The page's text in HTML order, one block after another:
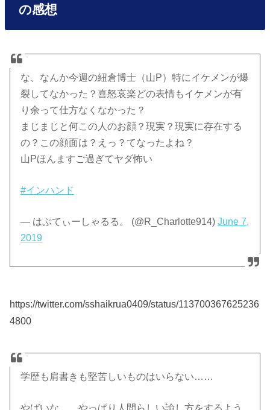
の感想
な、なんか今週の紐倉博士（山P）特にイケメンが爆
裂してなかった？喜怒哀楽どの表情もイケメンが有
り余って仕方なくなかった？
まじまじと何この人のお顔？現実？現実に存在する
の？この顔面は？えっ？てなったよね？
山Pほんますご過ぎてヤダ怖い
#インハンド
— はぷてぃーしゃるる。 (@R_Charlotte914)June 7,
2019
https://twitter.com/sshaikrua0409/status/113700367625236
4800
学歴も肩書きも堅苦しいものはいらない……
やばいな……やっぱり人間らしい諭し方をするよう